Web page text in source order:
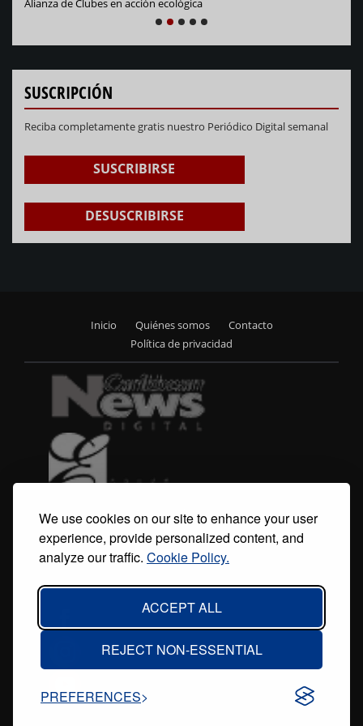
We use cookies on our site to enhance your user
experience, provide personalized content, and
analyze our traffic. Cookie Policy.
ACCEPT ALL
REJECT NON-ESSENTIAL
PREFERENCES
PREVIOUS
SUSCRIPCIÓN
Reciba completamente gratis nuestro Periódico Digital semanal
SUSCRIBIRSE
DESUSCRIBIRSE
menu
Inicio Quiénes somos
Contacto
Política de privacidad